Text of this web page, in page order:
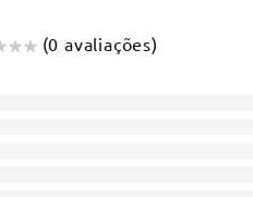
(0 avaliações)